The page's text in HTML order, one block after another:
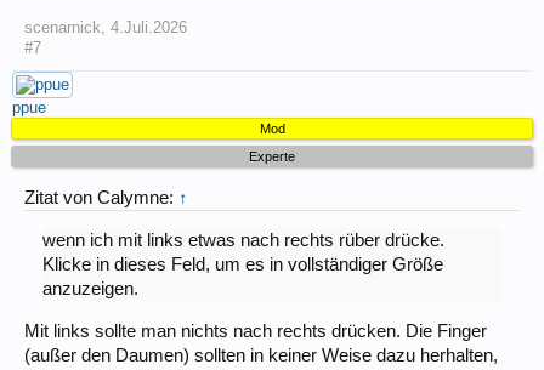
scenarnick 4.Juli.2026
#7
ppue
Mod
Experte
Zitat von Calymne: ↑
wenn ich mit links etwas nach rechts rüber drücke.
Klicke in dieses Feld, um es in vollständiger Größe
anzuzeigen.
Mit links sollte man nichts nach rechts drücken. Die Finger
(außer den Daumen) sollten in keiner Weise dazu herhalten,